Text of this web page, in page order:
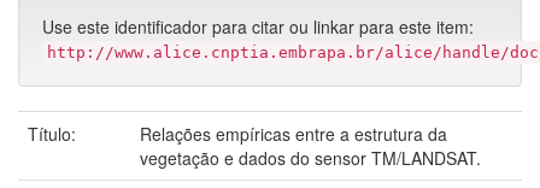
Use este identificador para citar ou linkar para este item:
http://www.alice.cnptia.embrapa.br/alice/handle/
Título:
Relações empíricas entre a estrutura da
vegetação e dados do sensor TM/LANDSAT.